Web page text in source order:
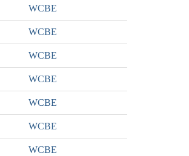
WCBE
WCBE
WCBE
WCBE
WCBE
WCBE
WCBE